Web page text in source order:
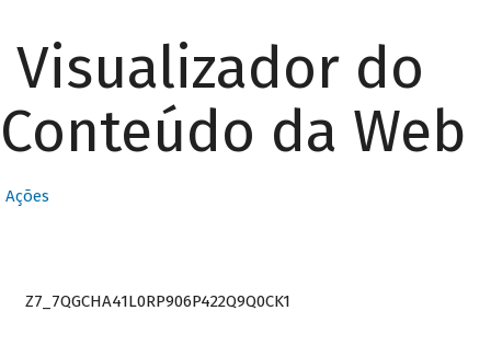
Visualizador do
Conteúdo da Web
Ações
Z7_7QGCHA41L0RP906P422Q9Q0CK1